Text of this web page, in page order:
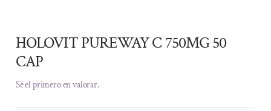
HOLOVIT PUREWAY C 750MG 50
CAP
Sé el primero en valorar.